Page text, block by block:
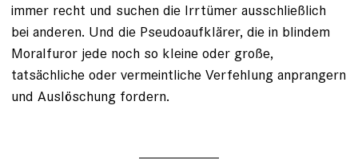
immer recht und suchen die Irrtümer ausschließlich
bei anderen. Und die Pseudoaufklärer, die in blindem
Moralfuror jede noch so kleine oder große,
tatsächliche oder vermeintliche Verfehlung anprangern
und Auslöschung fordern.